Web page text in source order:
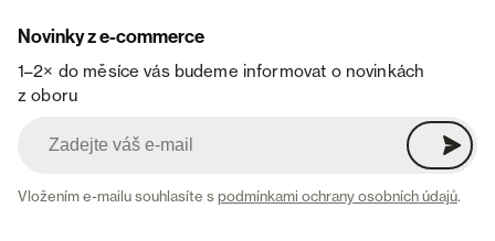
Novinky z e-commerce
1–2× do měsíce vás budeme informovat o novinkách
z oboru
Vložením e-mailu souhlasíte spodmínkami ochrany osobních údajů.